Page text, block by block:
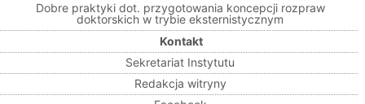
Dobre praktyki dot. przygotowania koncepcji rozpraw
doktorskich w trybie eksternistycznym
Kontakt
Sekretariat Instytutu
Redakcja witryny